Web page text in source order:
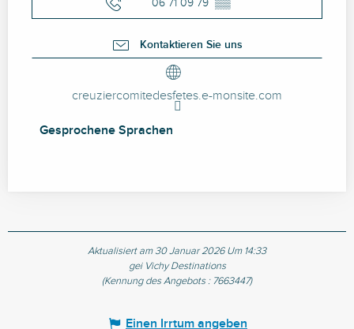
06 71 09 79 ▒▒
Kontaktieren Sie uns
creuziercomitedesfetes.e-monsite.com
Gesprochene Sprachen
Gesprochene Sprachen
Aktualisiert am 30 Januar 2026 Um 14:33
gei Vichy Destinations
(Kennung des Angebots : 7663447)
Einen Irrtum angeben